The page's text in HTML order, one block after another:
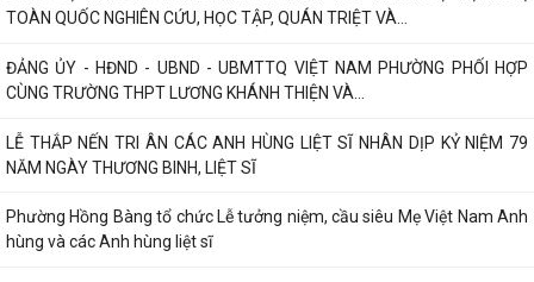
ĐẢNG ỦY - HĐND - UBND - UBMTTQ VIỆT NAM PHƯỜNG PHỐI HỢP
LỄ THẮP NẾN TRI ÂN CÁC ANH HÙNG LIỆT SĨ NHÂN DỊP KỶ NIỆM 79
Phường Hồng Bàng tổ chức Lễ tưởng niệm, cầu siêu Mẹ Việt Nam Anh
Dâng hương, tưởng niệm các Anh hùng - Liệt sĩ tại các di tích trên địa